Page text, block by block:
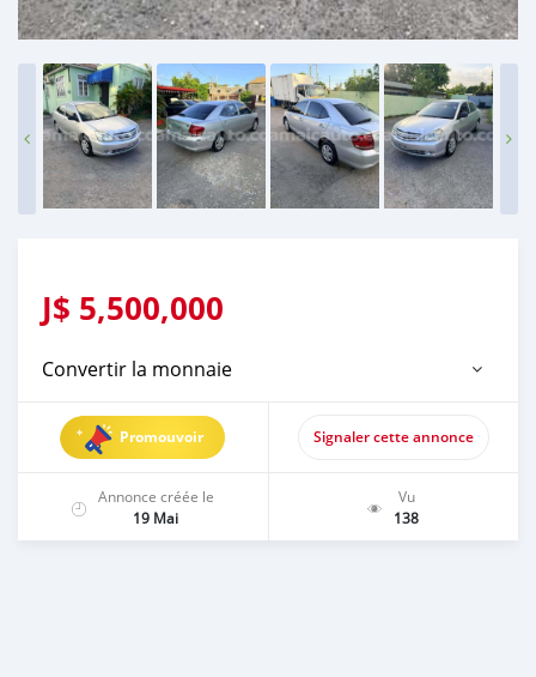
J$ 5,500,000
Convertir la monnaie
Promouvoir Signaler cette annonce
Annonce créée le
19 Mai
Vu
138